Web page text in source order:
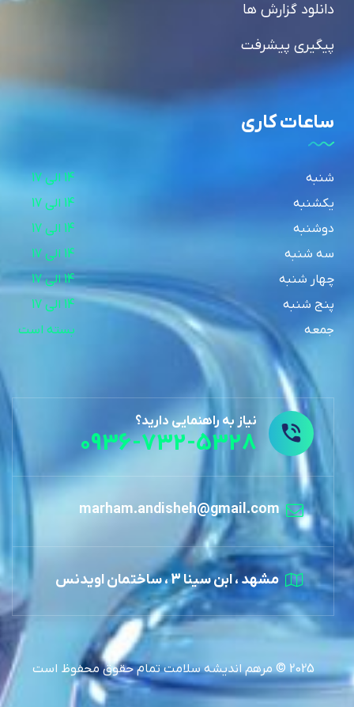
دانلود گزارش ها
پیگیری پیشرفت
ساعات کاری
شنبه
یکشنبه
دوشنبه
سه شنبه
چهار شنبه
14 الی 17
پنج شنبه
14 الی 17
جمعه
بسته است
نیاز به راهنمایی دارید؟
0936-732-5328
marham.andisheh@gmail.com
مشهد ، ابن سینا 3 ، ساختمان اویدنس
2025 © مرهم اندیشه سلامت تمام حقوق محفوظ است